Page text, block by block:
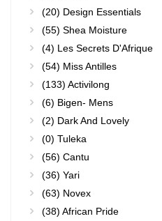
(20) Design Essentials
(55) Shea Moisture
(4) Les Secrets D'Afrique
(54) Miss Antilles
(133) Activilong
(6) Bigen- Mens
(2) Dark And Lovely
(0) Tuleka
(56) Cantu
(36) Yari
(63) Novex
(38) African Pride